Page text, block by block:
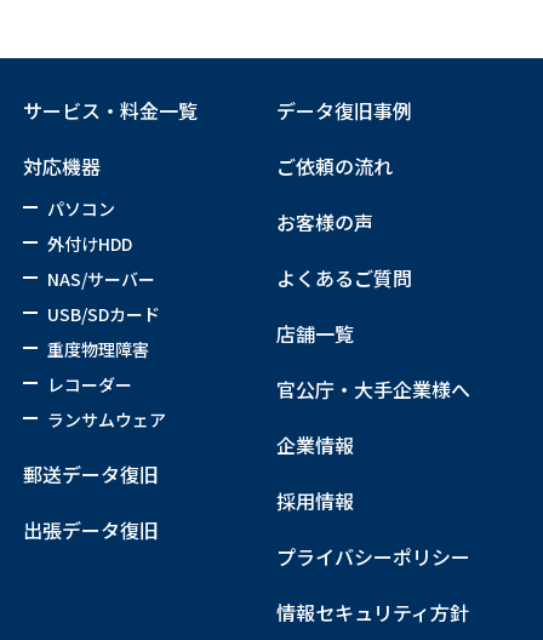
サービス・料金一覧
対応機器
パソコン
外付けHDD
NAS/サーバー
USB/SDカード
重度物理障害
レコーダー
ランサムウェア
郵送データ復旧
出張データ復旧
データ復旧事例
ご依頼の流れ
お客様の声
よくあるご質問
店舗一覧
官公庁・大手企業様へ
企業情報
採用情報
プライバシーポリシー
情報セキュリティ方針